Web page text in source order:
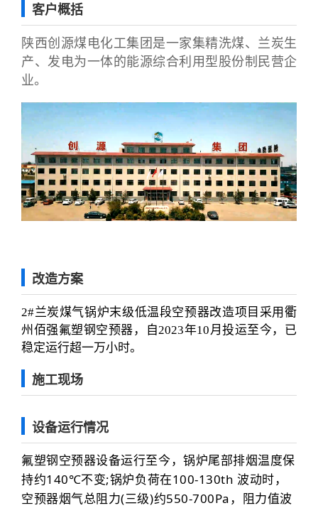
客户概括
陕西创源煤电化工集团是一家集精洗煤、兰炭生
产、发电为一体的能源综合利用型股份制民营企
业。
改造方案
2#兰炭煤气锅炉末级低温段空预器改造项目 采用衢
州佰强氟塑钢空预器，自2023年10月投运至今，已
稳定运行超一万小时。
施工现场
设备运行情况
氟塑钢空预器设备运行至今，锅炉尾部排烟温度保
持约140℃不变;锅炉负荷在100-130th 波动时，
空预器烟气总阻力(三级)约550-700Pa，阻力值波